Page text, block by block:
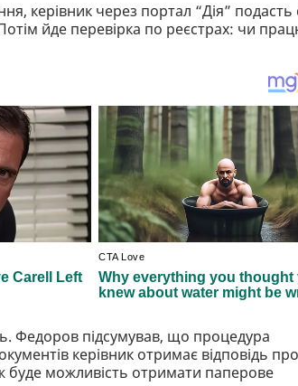
керівник через портал “Дія” подасть
йде перевірка по реєстрах: чи
Федоров підсумував, що процедура
керівник отримає відповідь про
буде можливість отримати паперове